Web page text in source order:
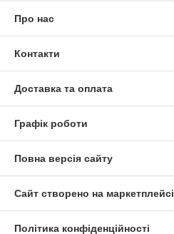
Про нас
Контакти
Доставка та оплата
Графік роботи
Повна версія сайту
Сайт створено на маркетплейсі
Політика конфіденційності